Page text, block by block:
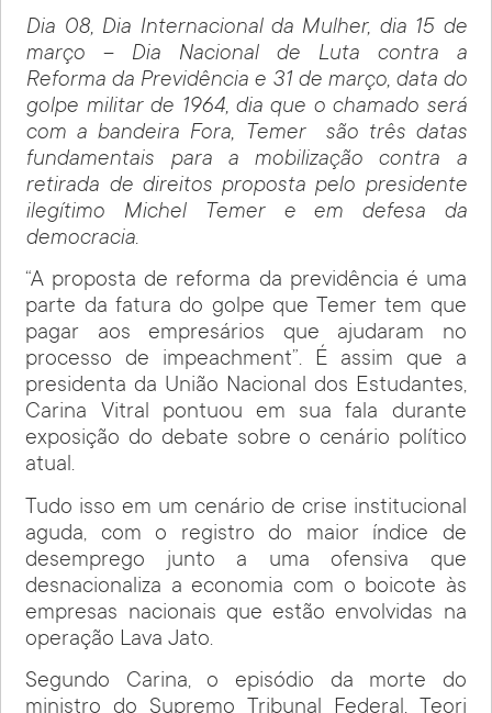
Dia 08, Dia Internacional da Mulher, dia 15 de
março – Dia Nacional de Luta contra a
Reforma da Previdência e 31 de março, data do
golpe militar de 1964, dia que o chamado será
com a bandeira Fora, Temer são três datas
fundamentais para a mobilização contra a
retirada de direitos proposta pelo presidente
ilegítimo Michel Temer e em defesa da
democracia.
“A proposta de reforma da previdência é uma
parte da fatura do golpe que Temer tem que
pagar aos empresários que ajudaram no
processo de impeachment”. É assim que a
presidenta da União Nacional dos Estudantes,
Carina Vitral pontuou em sua fala durante
exposição do debate sobre o cenário político
atual.
Tudo isso em um cenário de crise institucional
aguda, com o registro do maior índice de
desemprego junto a uma ofensiva que
desnacionaliza a economia com o boicote às
empresas nacionais que estão envolvidas na
operação Lava Jato.
Segundo Carina, o episódio da morte do